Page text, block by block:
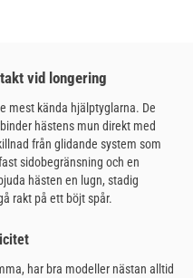
vid longering
mest kända hjälptyglarna. De
hästens mun direkt med
från glidande system som
sidobegränsning och en
hästen en lugn, stadig
rakt på ett böjt spår.
har bra modeller nästan alltid